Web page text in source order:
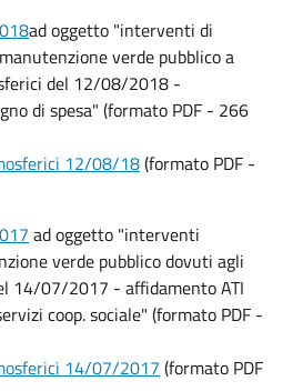
ad oggetto "interventi di
verde pubblico a
del 12/08/2018 -
di spesa" (formato PDF - 266
12/08/18(formato PDF -
ad oggetto "interventi
verde pubblico dovuti agli
14/07/2017 - affidamento ATI
coop. sociale" (formato PDF -
14/07/2017 (formato PDF